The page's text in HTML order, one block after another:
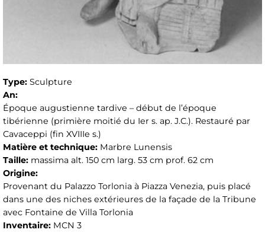
Type: Sculpture
An:
Époque augustienne tardive – début de l’époque
tibérienne (primière moitié du Ier s. ap. J.C.). Restauré par
Cavaceppi (fin XVIIIe s.)
Matière et technique: Marbre Lunensis
Taille: massima alt. 150 cm larg. 53 cm prof. 62 cm
Origine:
Provenant du Palazzo Torlonia à Piazza Venezia, puis placé
dans une des niches extérieures de la façade de la Tribune
avec Fontaine de Villa Torlonia
Inventaire: MCN 3